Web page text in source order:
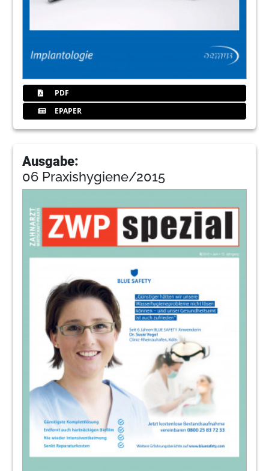
PDF
EPAPER
Ausgabe:
06 Praxishygiene/2015